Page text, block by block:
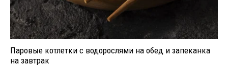
Паровые котлетки с водорослями на обед и запеканка
на завтрак